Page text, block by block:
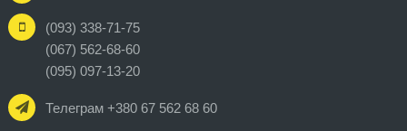
(093) 338-71-75
(067) 562-68-60
(095) 097-13-20
Телеграм +380 67 562 68 60